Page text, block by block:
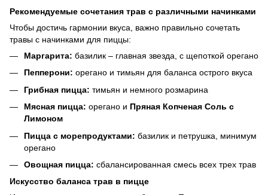
Рекомендуемые сочетания трав с различными начинками
Чтобы достичь гармонии вкуса, важно правильно сочетать
травы с начинками для пиццы:
Маргарита: базилик – главная звезда, с щепоткой орегано
Пепперони: орегано и тимьян для баланса острого вкуса
Грибная пицца: тимьян и немного розмарина
Мясная пицца: орегано и Пряная Копченая Соль с
Лимоном
Пицца с морепродуктами: базилик и петрушка, минимум
орегано
Овощная пицца: сбалансированная смесь всех трех трав
Искусство баланса трав в пицце